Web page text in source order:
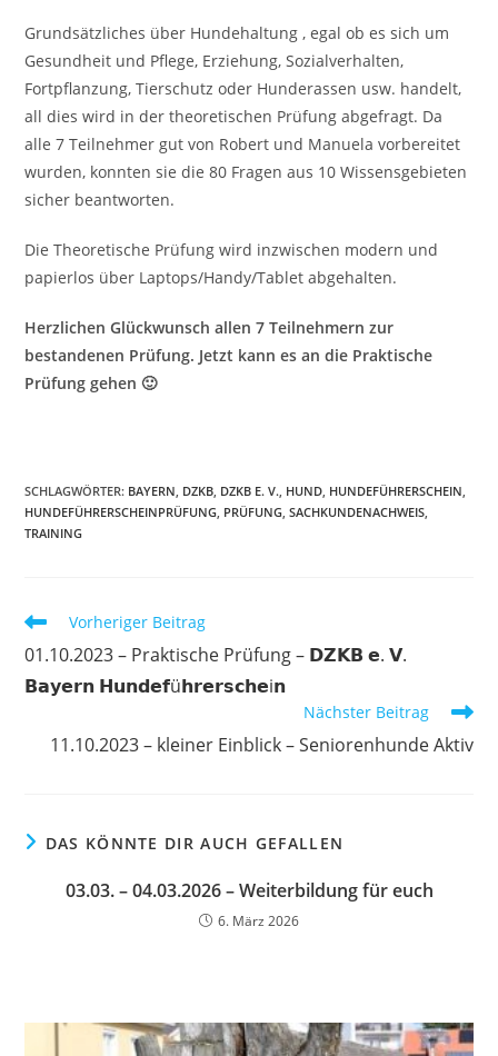
Grundsätzliches über Hundehaltung , egal ob es sich um
Gesundheit und Pflege, Erziehung, Sozialverhalten,
Fortpflanzung, Tierschutz oder Hunderassen usw. handelt,
all dies wird in der theoretischen Prüfung abgefragt. Da
alle 7 Teilnehmer gut von Robert und Manuela vorbereitet
wurden, konnten sie die 80 Fragen aus 10 Wissensgebieten
sicher beantworten.
Die Theoretische Prüfung wird inzwischen modern und
papierlos über Laptops/Handy/Tablet abgehalten.
Herzlichen Glückwunsch allen 7 Teilnehmern zur
bestandenen Prüfung. Jetzt kann es an die Praktische
Prüfung gehen 🙂
SCHLAGWÖRTER: BAYERN, DZKB, DZKB E. V., HUND, HUNDEFÜHRERSCHEIN,
HUNDEFÜHRERSCHEINPRÜFUNG, PRÜFUNG, SACHKUNDENACHWEIS,
TRAINING
Weitere
ansehen
Vorheriger Beitrag
01.10.2023 – Praktische Prüfung – 𝗗𝗭𝗞𝗕 𝗲. 𝗩.
𝗕𝗮𝘆𝗲𝗿𝗻 𝗛𝘂𝗻𝗱𝗲𝗳ü𝗵𝗿𝗲𝗿𝘀𝗰𝗵𝗲i𝗻
Nächster Beitrag
11.10.2023 – kleiner Einblick – Seniorenhunde Aktiv
DAS KÖNNTE DIR AUCH GEFALLEN
03.03. – 04.03.2026 – Weiterbildung für euch
6. März 2026